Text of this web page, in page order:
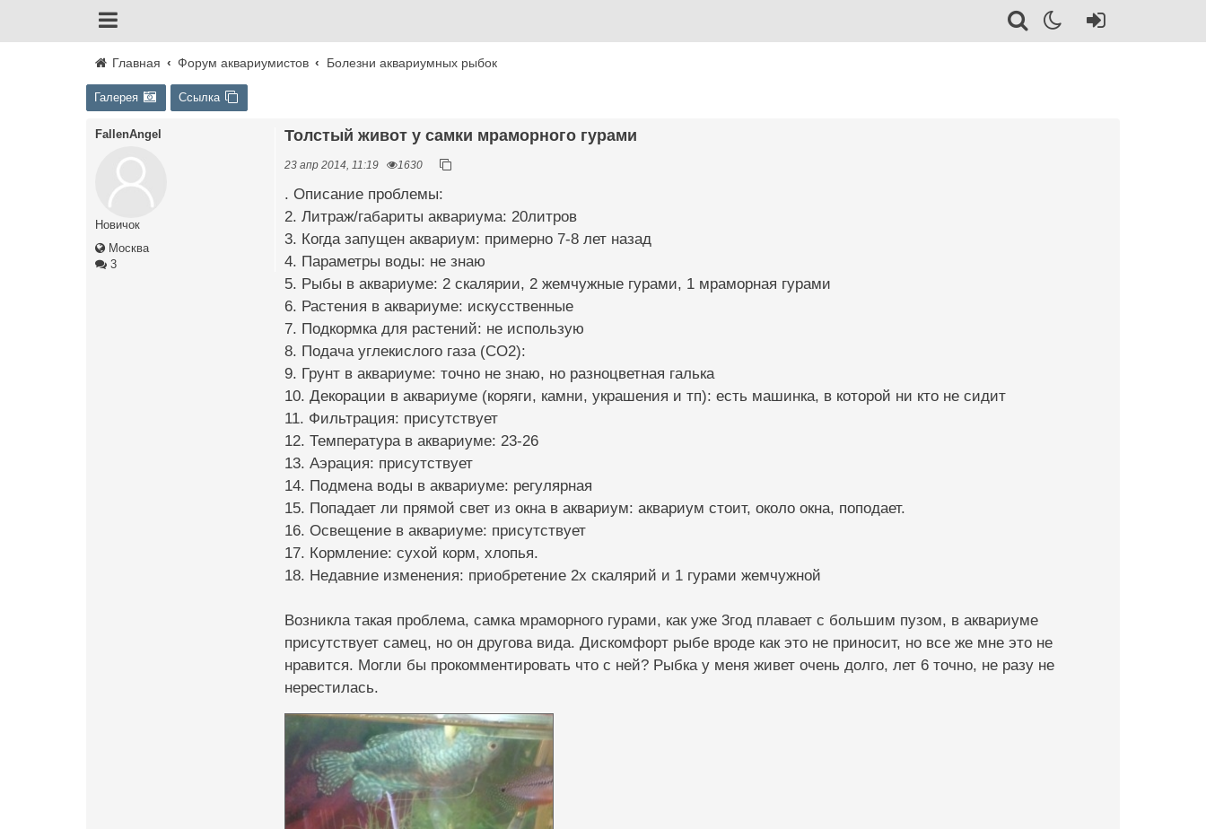
Главная Форум аквариумистов Болезни аквариумных рыбок
Галерея Ссылка
FallenAngel
Новичок
Москва
3
Толстый живот у самки мраморного гурами
23 апр 2014, 11:19 1630
. Описание проблемы:
2. Литраж/габариты аквариума: 20литров
3. Когда запущен аквариум: примерно 7-8 лет назад
4. Параметры воды: не знаю
5. Рыбы в аквариуме: 2 скалярии, 2 жемчужные гурами, 1 мраморная гурами
6. Растения в аквариуме: искусственные
7. Подкормка для растений: не использую
8. Подача углекислого газа (CO2):
9. Грунт в аквариуме: точно не знаю, но разноцветная галька
10. Декорации в аквариуме (коряги, камни, украшения и тп): есть машинка, в которой ни кто не сидит
11. Фильтрация: присутствует
12. Температура в аквариуме: 23-26
13. Аэрация: присутствует
14. Подмена воды в аквариуме: регулярная
15. Попадает ли прямой свет из окна в аквариум: аквариум стоит, около окна, поподает.
16. Освещение в аквариуме: присутствует
17. Кормление: сухой корм, хлопья.
18. Недавние изменения: приобретение 2х скалярий и 1 гурами жемчужной
Возникла такая проблема, самка мраморного гурами, как уже 3год плавает с большим пузом, в аквариуме
присутствует самец, но он другова вида. Дискомфорт рыбе вроде как это не приносит, но все же мне это не
нравится. Могли бы прокомментировать что с ней? Рыбка у меня живет очень долго, лет 6 точно, не разу не
нерестилась.